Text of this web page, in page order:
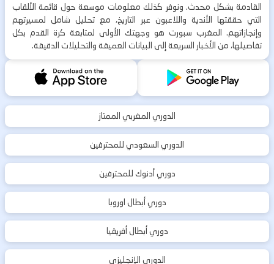
القادمة بشكل محدث. ونوفر كذلك معلومات موسعة حول قائمة الألقاب
التي حققتها الأندية واللاعبون عبر التاريخ، مع تحليل شامل لمسيرتهم
وإنجازاتهم. المغرب سبورت هو وجهتك الأولى لمتابعة كرة القدم بكل
تفاصيلها، من الأخبار السريعة إلى البيانات العميقة والتحليلات الدقيقة.
الدوري المغربي الممتاز
الدوري السعودي للمحترفين
دوري أدنوك للمحترفين
دوري أبطال اوروبا
دوري أبطال أفريقيا
الدوري الإنجليزي